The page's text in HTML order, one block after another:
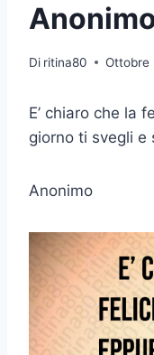
Di ritina80 Ottobre
E’ chiaro che la
giorno ti svegli e
Anonimo